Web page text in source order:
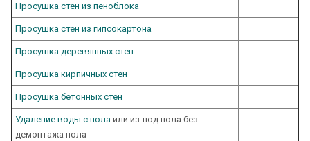
Просушка стен из пеноблока
Просушка стен из гипсокартона
Просушка деревянных стен
Просушка кирпичных стен
Просушка бетонных стен
Удаление воды с пола или из-под пола без
демонтажа пола